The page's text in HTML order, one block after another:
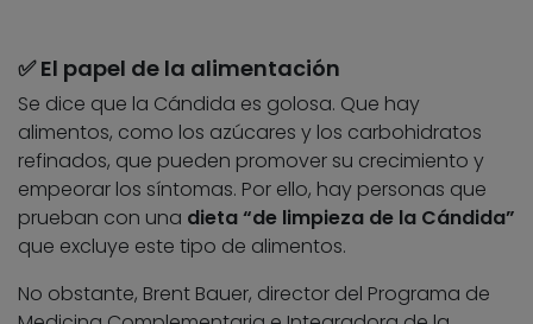
✅ El papel de la alimentación
Se dice que la Cándida es golosa. Que hay
alimentos, como los azúcares y los carbohidratos
refinados, que pueden promover su crecimiento y
empeorar los síntomas. Por ello, hay personas que
prueban con una dieta “de limpieza de la Cándida”
que excluye este tipo de alimentos.
No obstante, Brent Bauer, director del Programa de